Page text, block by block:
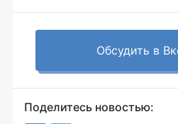
Обсудить в
Поделитесь новостью: